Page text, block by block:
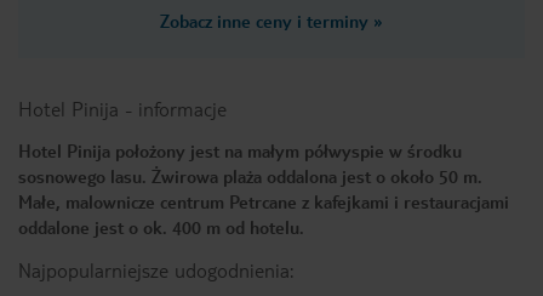
Zobacz inne ceny i terminy »
Hotel Pinija - informacje
Hotel Pinija położony jest na małym półwyspie w środku
sosnowego lasu. Żwirowa plaża oddalona jest o około 50 m.
Małe, malownicze centrum Petrcane z kafejkami i restauracjami
oddalone jest o ok. 400 m od hotelu.
Najpopularniejsze udogodnienia: